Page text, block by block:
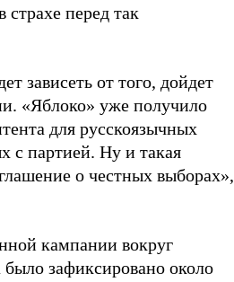
страхе перед так
зависеть от того, дойдет
«Яблоко» уже получило
для русскоязычных
с партией. Ну и такая
о честных выборах»,
кампании вокруг
зафиксировано около